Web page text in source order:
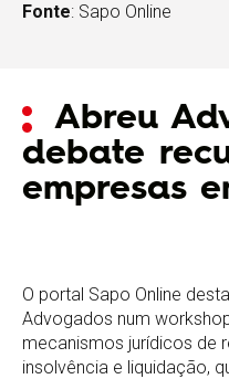
Fonte: Sapo Online
Abreu
debate
empresas
O portal Sapo Online
Advogados num
mecanismos jurídicos de
insolvência e liquidação,